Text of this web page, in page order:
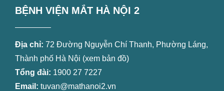
BỆNH VIỆN MẮT HÀ NỘI 2
Địa chỉ: 72 Đường Nguyễn Chí Thanh, Phường Láng,
Thành phố Hà Nội (xem bản đồ)
Tổng đài: 1900 27 7227
Email: tuvan@mathanoi2.vn